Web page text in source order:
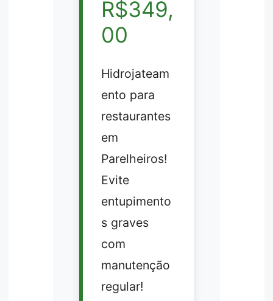
R$349,
00
Hidrojateam
ento para
restaurantes
em
Parelheiros!
Evite
entupimento
s graves
com
manutenção
regular!